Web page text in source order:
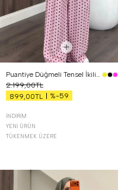
Puantiye Düğmeli Tensel İkili Takım Pembe
2.199,00TL
899,00TL
%-59
İNDIRIM
YENI ÜRÜN
TÜKENMEK ÜZERE